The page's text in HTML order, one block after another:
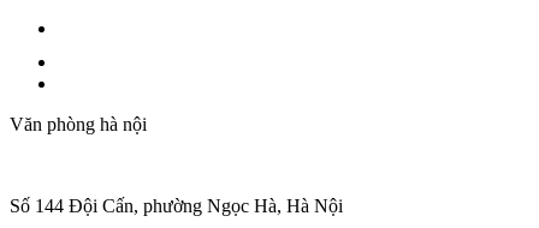
Văn phòng hà nội
Số 144 Đội Cấn, phường Ngọc Hà, Hà Nội